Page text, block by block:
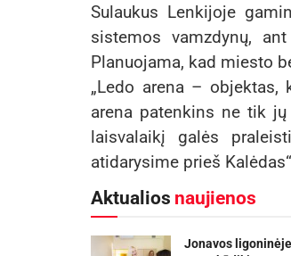
Sulaukus Lenkijoje
sistemos vamzdynų,
Planuojama, kad miesto
„Ledo arena –
arena patenkins ne tik
laisvalaikį galės
atidarysime prieš
Aktualios naujienos
Jonavos